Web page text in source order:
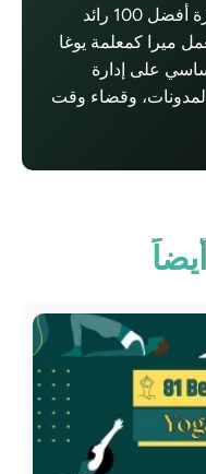
تايمز جايد" و"أو إم تايمز". نالت جائزة أفضل 100 رائد
عام 2022. تعمل ميرا كمعلمة يوغا
على إدارة
وقضاء وقت